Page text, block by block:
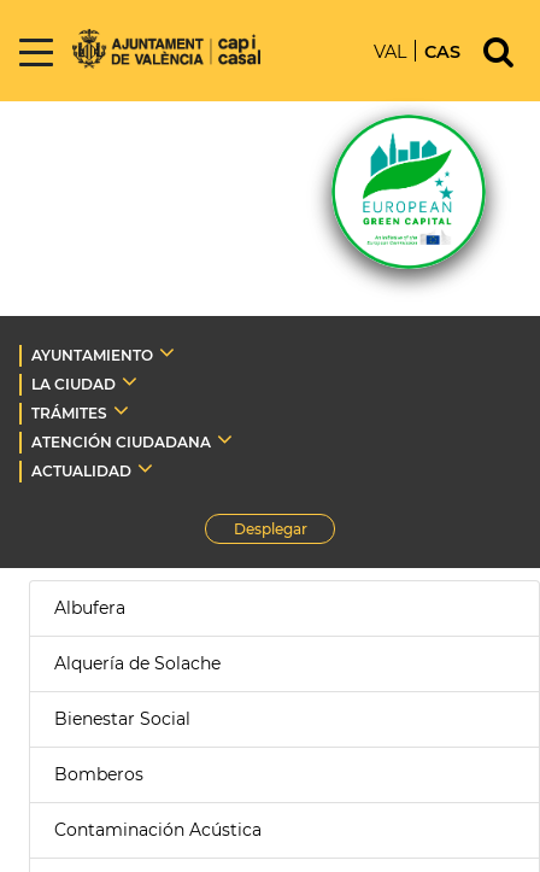
VAL CAS
AYUNTAMIENTO
LA CIUDAD
TRÁMITES
ATENCIÓN CIUDADANA
ACTUALIDAD
Desplegar
Albufera
Alquería de Solache
Bienestar Social
Bomberos
Contaminación Acústica